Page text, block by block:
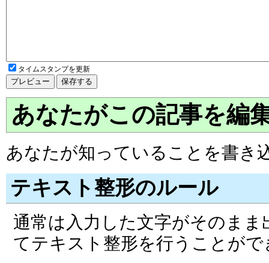
タイムスタンプを更新
あなたがこの記事を編
あなたが知っていることを書き
テキスト整形のルール
通常は入力した文字がそのま
てテキスト整形を行うことがで